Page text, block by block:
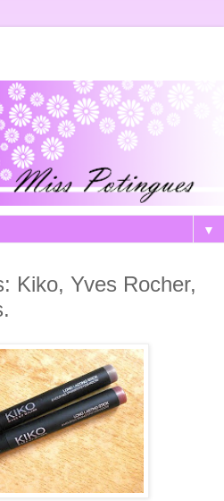
▼
Kiko, Yves Rocher,